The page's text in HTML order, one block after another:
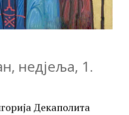
недјеља, 1.
Декаполита